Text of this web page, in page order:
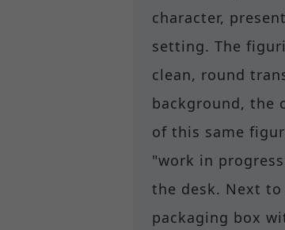
character,
setting. The
clean, round
background, the
of this same
"work in
the desk. Next
packaging box